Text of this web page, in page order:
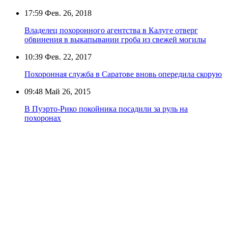
17:59 Фев. 26, 2018
Владелец похоронного агентства в Калуге отверг
обвинения в выкапывании гроба из свежей могилы
10:39 Фев. 22, 2017
Похоронная служба в Саратове вновь опередила скорую
09:48 Май 26, 2015
В Пуэрто-Рико покойника посадили за руль на
похоронах